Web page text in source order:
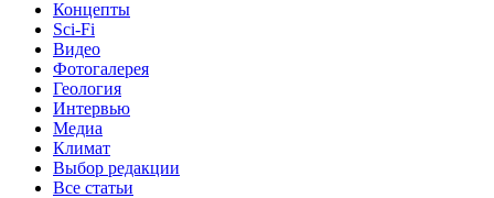
Концепты
Sci-Fi
Видео
Фотогалерея
Геология
Интервью
Медиа
Климат
Выбор редакции
Все статьи